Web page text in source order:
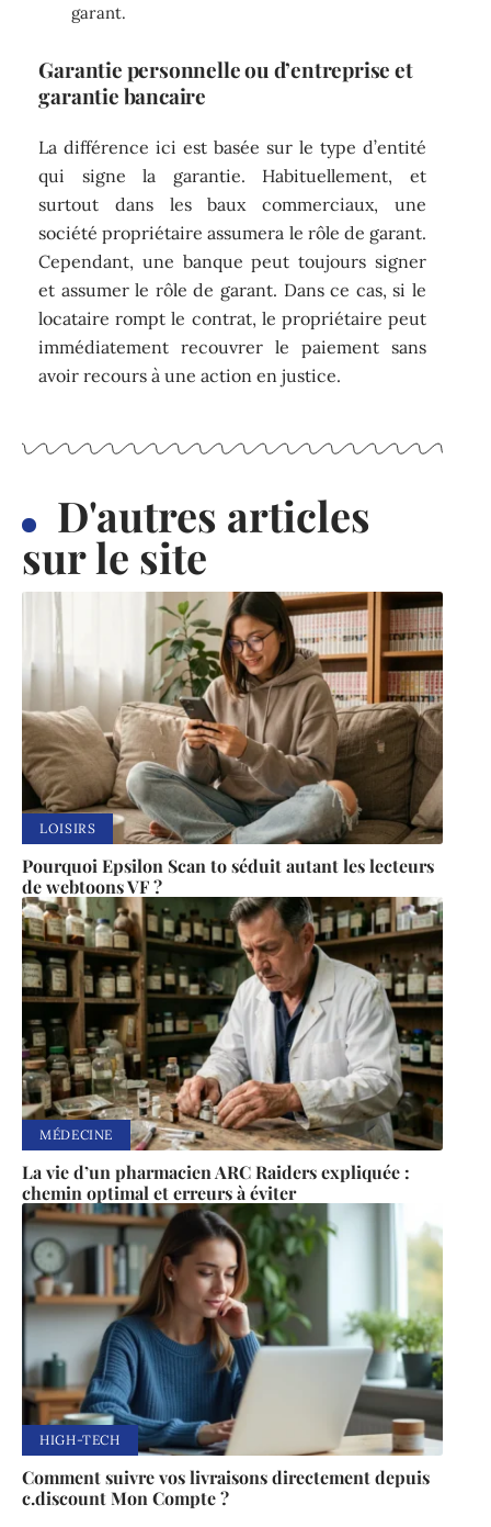
garant.
Garantie personnelle ou d’entreprise et
garantie bancaire
La différence ici est basée sur le type d’entité
qui signe la garantie. Habituellement, et
surtout dans les baux commerciaux, une
société propriétaire assumera le rôle de garant.
Cependant, une banque peut toujours signer
et assumer le rôle de garant. Dans ce cas, si le
locataire rompt le contrat, le propriétaire peut
immédiatement recouvrer le paiement sans
avoir recours à une action en justice.
D'autres articles
sur le site
LOISIRS
Pourquoi Epsilon Scan to séduit autant les lecteurs
de webtoons VF ?
MÉDECINE
La vie d’un pharmacien ARC Raiders expliquée :
chemin optimal et erreurs à éviter
HIGH-TECH
Comment suivre vos livraisons directement depuis
c.discount Mon Compte ?